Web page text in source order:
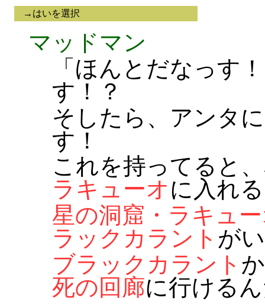
→はいを選択
マッドマン
「ほんとだなっす
す！？
そしたら、アンタ
す！
これを持ってると
ラキューオに入れ
星の洞窟・ラキュ
ラックカラント が
ブラックカラント
死の回廊に行ける